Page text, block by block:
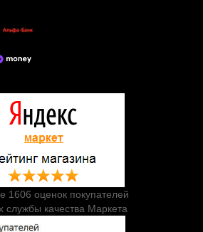
1606 оценок покупателей
службы качества Маркета